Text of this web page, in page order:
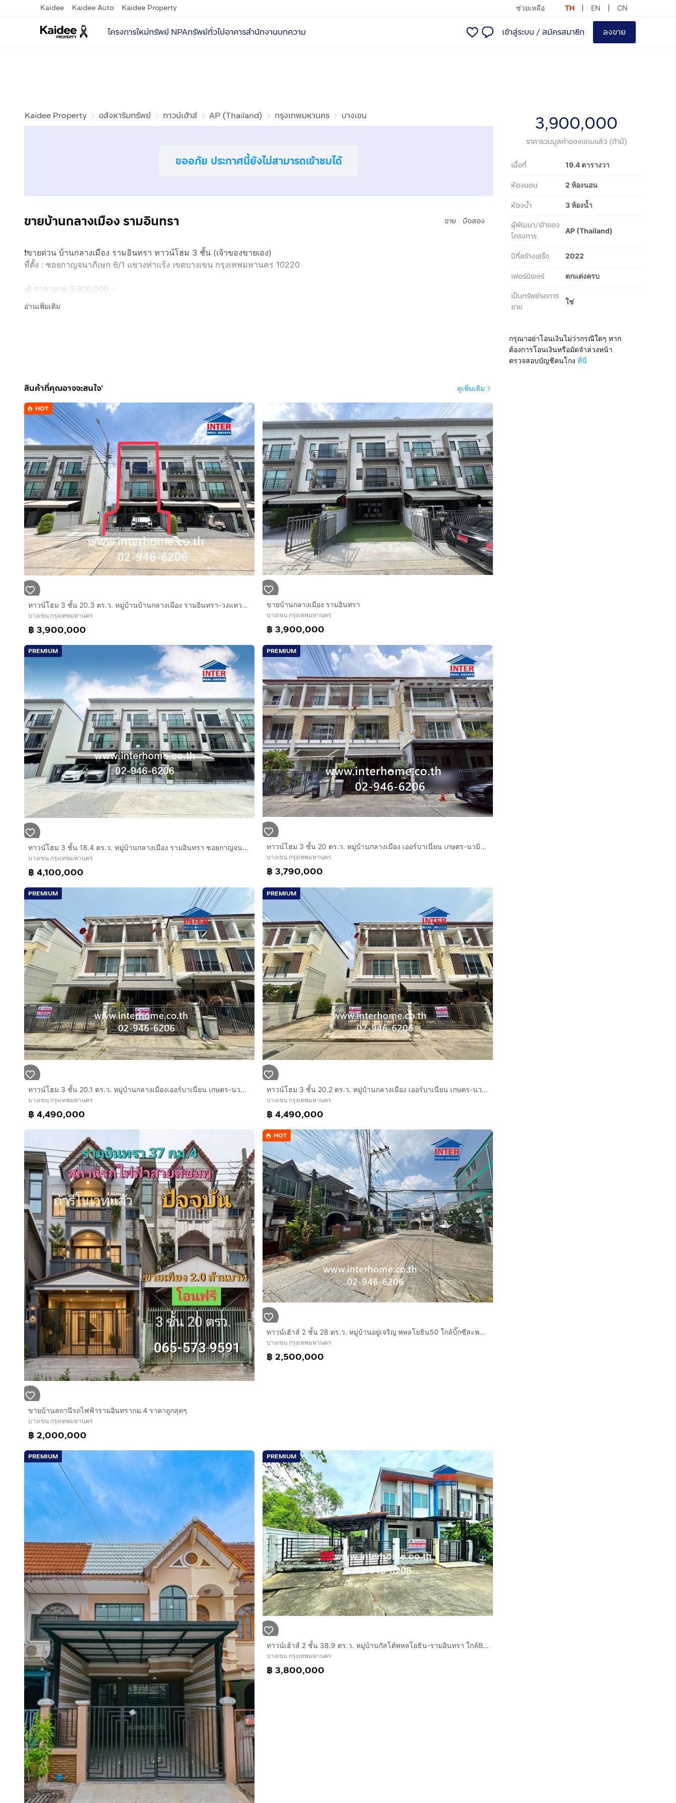
Kaidee Kaidee Auto Kaidee Property ช่วยเหลือ TH EN CN
โครงการใหม่ทรัพย์ NPAทรัพย์ทั่วไปอาคารสำนักงานบทความ เข้าสู่ระบบ / สมัครสมาชิก ลงขาย
Kaidee Property อสังหาริมทรัพย์ ทาวน์เฮ้าส์ AP (Thailand) กรุงเทพมหานคร บางเขน
ขออภัย ประกาศนี้ยังไม่สามารถเข้าชมได้
ขาย มือสอง
ขายบ้านกลางเมือง รามอินทรา
❗️ขายด่วน บ้านกลางเมือง รามอินทรา ทาวน์โฮม 3 ชั้น (เจ้าของขายเอง)
ที่ตั้ง : ซอยกาญจนาภิเษก 6/1 แขวงท่าแร้ง เขตบางเขน กรุงเทพมหานคร 10220
💰 ราคาvาย 3,900,000.-
(ค่าโอนคนละครึ่ง)
- ทาวน์โฮม 3 ชั้น เนื้อที่ 19.4 ตารางวา พื้นที่ใช้สอย 145 ตารางเมตร
- แอร์ 4 เครื่อง, ผ้าม่านทั้งหลัง,เครื่องทำน้ำอุ่น 2 เครื่อง,ปั้มน้ำ,
-ห้องครัวพื้นที่หลังบ้านพร้อมใช้งาน
- พื้นชั้นบนลามิเนต, พื้นชั้นล่างกระเบื้อง
สิ่งอำนวยความสะดวก
- ระบบรักษาความปลอดภัย รปภ. 24 ชม., กล้องวงจรปิด CCTV.
- สนามเด็กเล่น, สระว่ายน้ำ, ฟิตเนส
ทำเลและสถานที่ใกล้เคียง
- โครงการ บ้านกลางเมือง รามอินทรา เข้าออกได้ทั้งจากฝั่งถนนเลียบกาญจนาภิเษก และจากซอยคู้บอน 27 ใกล้ทางด่วนกาญจนาภิเษก
และทางด่วนฉลองรัช (ด่านจตุโชติ)
- รถไฟฟ้าสายสีชมพู สถานีคู้บอน
- ห้างสรรพสินค้า แฟชั่นไอส์แลนด์, เดอะ พรอมานาด
​- โรงเรียนจินดาบำรุง, โรงเรียนเตรียมแพทย์ เตรียมวิทย์พัฒนา, โรงเรียนสายอักษร, โรงเรียนโชคชัยหทัยราษฎร์
- โรงพยาบาลอินทรารัตน์, โรงพยาบาลสินแพทย์ รามอินทรา, โรงพยาบาลพญาไท นวมินทร์
- ซาฟารีเวิลด์
#บ้านกลางเมืองรามอินทรา #ขายทาวน์โฮม #ขายบ้านกลางเมืองรามอินทรา #ขายบ้านรามอินทรา #คู้บอน
อ่านเพิ่มเติม
3,900,000
ราคารวมมูลค่าของแถมแล้ว (ถ้ามี)
เนื้อที่ 19.4 ตารางวา
ห้องนอน 2 ห้องนอน
ห้องน้ำ 3 ห้องน้ำ
ผู้พัฒนา/เจ้าของ
โครงการ
AP (Thailand)
ปีที่สร้างเสร็จ 2022
เฟอร์นิเจอร์ ตกแต่งครบ
เป็นทรัพย์รอการ
ขาย
ใช่
กรุณาอย่าโอนเงินไม่ว่ากรณีใดๆ หาก
ต้องการโอนเงินหรือมัดจำล่วงหน้า
ตรวจสอบบัญชีคนโกง ที่นี่
สินค้าที่คุณอาจจะสนใจ' ดูเพิ่มเติม
HOT
ทาวน์โฮม 3 ชั้น 20.3 ตร.ว. หมู่บ้านบ้านกลางเมือง รามอินทรา-วงแหวน ซอย01กาญจนาภิเษก6-1 ถนนคู่ขนานกาญจนาภิเษก ถนนคู้บอน เขตบางเขน กรุงเทพ
บางเขน กรุงเทพมหานคร
฿ 3,900,000
ขายบ้านกลางเมือง รามอินทรา
บางเขน กรุงเทพมหานคร
฿ 3,900,000
PREMIUM
ทาวน์โฮม 3 ชั้น 18.4 ตร.ว. หมู่บ้านกลางเมือง รามอินทรา ซอยกาญจนาภิเษก6-1 ถนนคู่ขนานกาญจนาภิเษก ถนนทางด่วนรามอินทรา-อาจณรงค์ เขตบางเขน
บางเขน กรุงเทพมหานคร
฿ 4,100,000
PREMIUM
ทาวน์โฮม 3 ชั้น 20 ตร.ว. หมู่บ้านกลางเมือง เออร์บาเนี่ยน เกษตร-นวมินทร์ 2 ซอยลาดปลาเค้า79 ถนนรามอินทรา ถนนลาดปลาเค้า เขตบางเขน กรุงเทพมหานคร
บางเขน กรุงเทพมหานคร
฿ 3,790,000
PREMIUM
ทาวน์โฮม 3 ชั้น 20.1 ตร.ว. หมู่บ้านกลางเมืองเออร์บาเนี่ยน เกษตร-นวมินทร์2 ซอยลาดปลาเค้า79 ถนนลาดปลาเค้า ถนนรามอินทรา เขตบางเขน กรุงเทพมหานคร
บางเขน กรุงเทพมหานคร
฿ 4,490,000
PREMIUM
ทาวน์โฮม 3 ชั้น 20.2 ตร.ว. หมู่บ้านกลางเมือง เออร์บาเนี่ยน เกษตร-นวมินทร์ 2 ซอยลาดปลาเค้า79 ถนนลาดปลาเค้า ถนนรามอินทรา เขตบางเขน กรุงเทพ
บางเขน กรุงเทพมหานคร
฿ 4,490,000
ขายบ้านสถานีรถไฟฟ้ารามอินทรากม.4 ราคาถูกสุดๆ
บางเขน กรุงเทพมหานคร
฿ 2,000,000
HOT
ทาวน์เฮ้าส์ 2 ชั้น 28 ตร.ว. หมู่บ้านอยู่เจริญ พหลโยธิน50 ใกล้บิ๊กซีสะพานใหม่ ถนนพหลโยธิน เขตบางเขน กรุงเทพมหานคร
บางเขน กรุงเทพมหานคร
฿ 2,500,000
PREMIUM PREMIUM
ทาวน์เฮ้าส์ 2 ชั้น 38.9 ตร.ว. หมู่บ้านกัสโต้พหลโยธิน-รามอินทรา ใกล้BTSสถานีสายหยุด ซอยพหลโยธิน48 แยก26 ถนนพหลโยธิน เขตบางเขน กรุงเทพมหานคร
บางเขน กรุงเทพมหานคร
฿ 3,800,000